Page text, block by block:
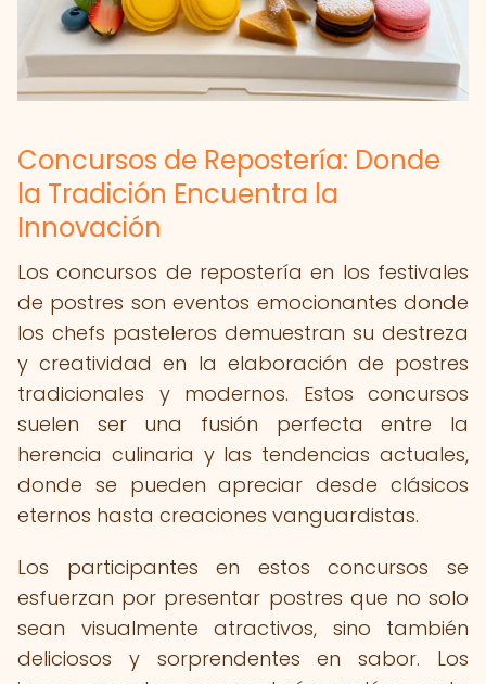
Concursos de Repostería: Donde
la Tradición Encuentra la
Innovación
Los concursos de repostería en los festivales
de postres son eventos emocionantes donde
los chefs pasteleros demuestran su destreza
y creatividad en la elaboración de postres
tradicionales y modernos. Estos concursos
suelen ser una fusión perfecta entre la
herencia culinaria y las tendencias actuales,
donde se pueden apreciar desde clásicos
eternos hasta creaciones vanguardistas.
Los participantes en estos concursos se
esfuerzan por presentar postres que no solo
sean visualmente atractivos, sino también
deliciosos y sorprendentes en sabor. Los